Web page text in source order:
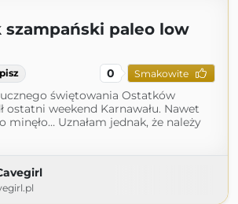
paleo low
0 Smakowite
świętowania Ostatków
ostatni weekend Karnawału. Nawet
minęło… Uznałam jednak, że należy